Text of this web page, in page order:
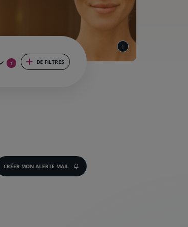
1 DE FILTRES
CRÉER MON ALERTE MAIL